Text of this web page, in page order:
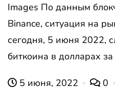
Images По данным
Binance, ситуация на
сегодня, 5 июня 2022,
биткоина в долларах
5 июня, 2022 0